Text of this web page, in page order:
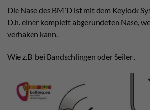
Die Nase des BM´D ist mit dem Keylock
D.h. einer komplett abgerundeten Nase,
verhaken kann.
Wie z.B. bei Bandschlingen oder Seilen.